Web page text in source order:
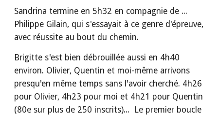
Sandrina termine en 5h32 en compagnie de ...
Philippe Gilain, qui s'essayait à ce genre d'épreuve,
avec réussite au bout du chemin.
Brigitte s'est bien débrouillée aussi en 4h40
environ. Olivier, Quentin et moi-même arrivons
presqu'en même temps sans l'avoir cherché. 4h26
pour Olivier, 4h23 pour moi et 4h21 pour Quentin
(80e sur plus de 250 inscrits)...  Le premier boucle